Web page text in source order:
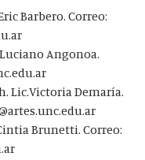
Barbero. Correo:
Angonoa.
Lic.Victoria Demaría.
Brunetti. Correo: